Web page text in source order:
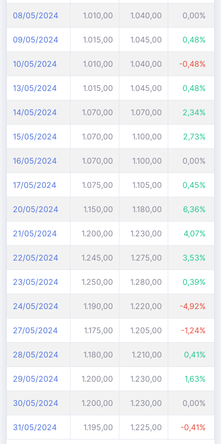
08/05/2024 1.010,00 1.040,00 0,00%
09/05/2024 1.015,00 1.045,00 0,48%
10/05/2024 1.010,00 1.040,00 -0,48%
13/05/2024 1.015,00 1.045,00 0,48%
14/05/2024 1.070,00 1.070,00 2,34%
15/05/2024 1.070,00 1.100,00 2,73%
16/05/2024 1.070,00 1.100,00 0,00%
17/05/2024 1.075,00 1.105,00 0,45%
20/05/2024 1.150,00 1.180,00 6,36%
21/05/2024 1.200,00 1.230,00 4,07%
22/05/2024 1.245,00 1.275,00 3,53%
23/05/2024 1.250,00 1.280,00 0,39%
24/05/2024 1.190,00 1.220,00 -4,92%
27/05/2024 1.175,00 1.205,00 -1,24%
28/05/2024 1.180,00 1.210,00 0,41%
29/05/2024 1.200,00 1.230,00 1,63%
30/05/2024 1.200,00 1.230,00 0,00%
31/05/2024 1.195,00 1.225,00 -0,41%